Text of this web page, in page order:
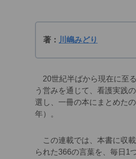
著： 川嶋みどり
20世紀半ばから現在に至
う営みを通じて、看護実践
選し、一冊の本にまとめた
年）。
この連載では、本書に収
られた366の言葉を、毎日1